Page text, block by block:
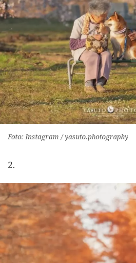
Foto: Instagram / yasuto.photography
2.